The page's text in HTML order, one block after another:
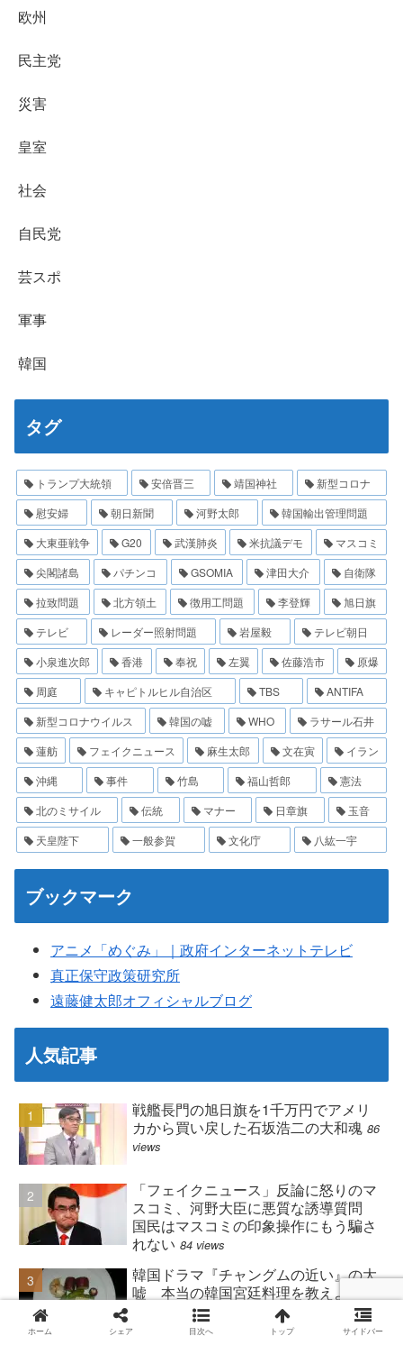
欧州
民主党
災害
皇室
社会
自民党
芸スポ
軍事
韓国
タグ
トランプ大統領 安倍晋三 靖国神社
新型コロナ
慰安婦
朝日新聞 河野太郎
韓国輸出管理問題
大東亜戦争
G20 武漢肺炎 米抗議デモ
マスコミ
尖閣諸島
パチンコ GSOMIA 津田大介
自衛隊
拉致問題
北方領土 徴用工問題 李登輝
旭日旗
テレビ
レーダー照射問題 岩屋毅
テレビ朝日
小泉進次郎
香港 奉祝 左翼 佐藤浩市
原爆
周庭
キャピトルヒル自治区 TBS
ANTIFA
新型コロナウイルス
韓国の嘘 WHO
ラサール石井
蓮舫
フェイクニュース 麻生太郎 文在寅
イラン
沖縄
事件 竹島 福山哲郎
憲法
北のミサイル
伝統 マナー 日章旗
玉音
天皇陛下
一般参賀 文化庁 八紘一宇
ブックマーク
アニメ「めぐみ」｜政府インターネットテレビ
真正保守政策研究所
遠藤健太郎オフィシャルブログ
人気記事
戦艦長門の旭日旗を1千万円でアメリ
カから買い戻した石坂浩二の大和魂 86
views
「フェイクニュース」反論に怒りのマ
スコミ、河野大臣に悪質な誘導質問
国民はマスコミの印象操作にもう騙さ
れない 84 views
韓国ドラマ『チャングムの近い』の大
嘘 本当の韓国宮廷料理を教えよう
ホーム シェア 目次へ トップ サイドバー